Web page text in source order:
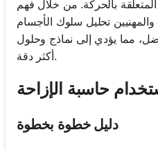
بالحركة. من خلال فهم
تحليل سلوك الأجسام
مما يؤدي إلى نماذج وحلول
أكثر دقة.
حاسبة الإزاحة
دليل خطوة بخطوة